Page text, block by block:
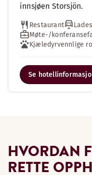
innsjøen Storsjön.
Restaurant
Møte-/
Kjæledyrvennlige
Se
HVORDAN
RETTE